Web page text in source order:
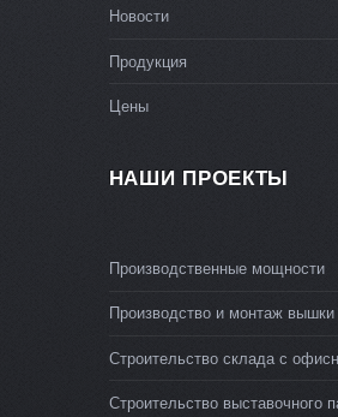
Новости
Продукция
Цены
НАШИ ПРОЕКТЫ
Производственные мощности
Производство и монтаж вышки
Строительство склада с
Строительство выставочного